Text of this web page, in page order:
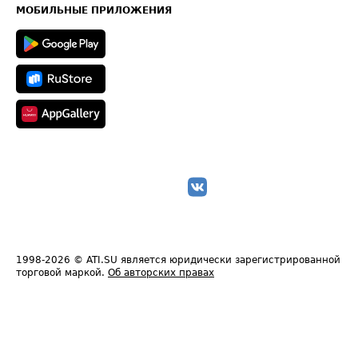
Техническая информация
МОБИЛЬНЫЕ ПРИЛОЖЕНИЯ
1998-2026 © ATI.SU является юридически зарегистрированной
торговой маркой. Об авторских правах